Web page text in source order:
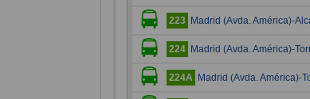
223 Madrid (Avda. América)-
224 Madrid (Avda. América)-
224A Madrid (Avda. América)-